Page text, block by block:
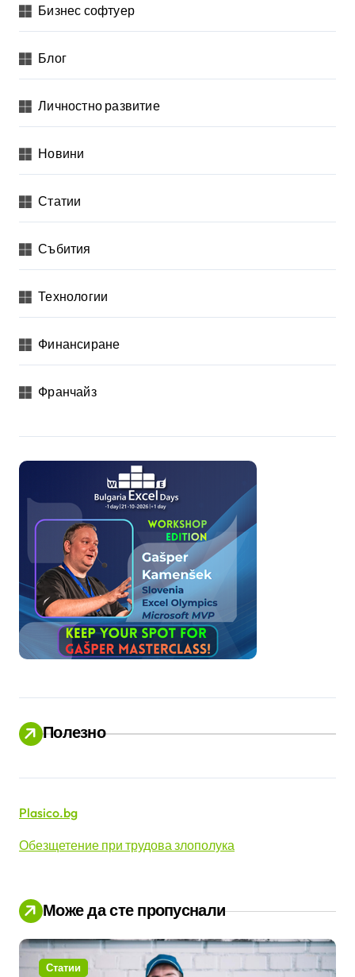
Бизнес софтуер
Блог
Личностно развитие
Новини
Статии
Събития
Технологии
Финансиране
Франчайз
Полезно
Plasico.bg
Обезщетение при трудова злополука
Може да сте пропуснали
Статии